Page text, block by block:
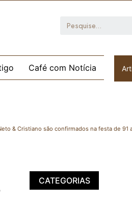
Café com Notícia
& Cristiano são confirmados na festa de 91
CATEGORIAS